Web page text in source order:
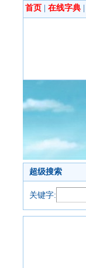
首页 在线字典
超级搜索
关键字: